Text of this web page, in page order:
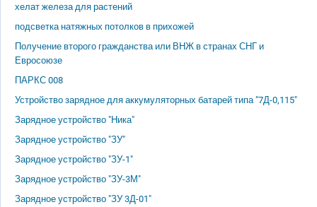
хелат железа для растений
подсветка натяжных потолков в прихожей
Получение второго гражданства или ВНЖ в странах СНГ и
Евросоюзе
ПАРКС 008
Устройство зарядное для аккумуляторных батарей типа "7Д-0,115"
Зарядное устройство "Ника"
Зарядное устройство "ЗУ"
Зарядное устройство "ЗУ-1"
Зарядное устройство "ЗУ-3М"
Зарядное устройство "ЗУ 3Д-01"